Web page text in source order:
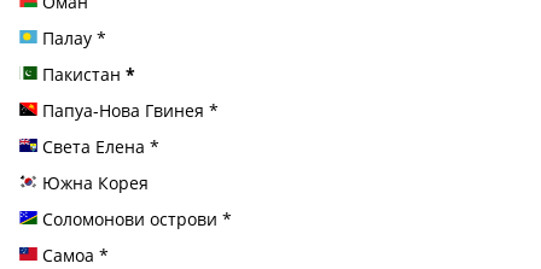
Палау *
Пакистан *
Папуа-Нова Гвинея *
Света Елена *
Южна Корея
Соломонови острови *
Самоа *